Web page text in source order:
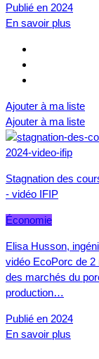
Publié en 2024
En savoir plus
Ajouter à ma liste
Ajouter à ma liste
Stagnation des
- vidéo IFIP
Économie
Elisa Husson,
vidéo EcoPorc de 2
des marchés du
production…
Publié en 2024
En savoir plus